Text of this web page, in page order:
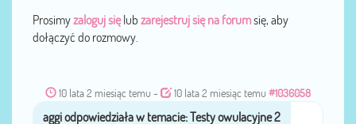
Prosimyzaloguj sięlub zarejestruj się na forumsię, aby
dołączyć do rozmowy.
10 lata 2 miesiąc temu - 10 lata 2 miesiąc temu #1036058
przezaggi